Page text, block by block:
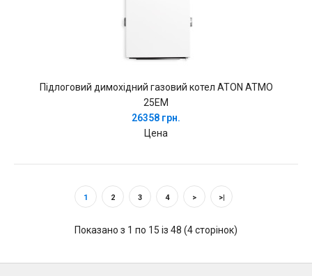
Підлоговий димохідний газовий котел ATON ATMO
25EM
26358 грн.
Цена
1 2 3 4 > >|
Показано з 1 по 15 із 48 (4 сторінок)